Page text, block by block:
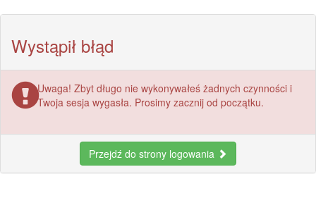
Wystąpił błąd
Uwaga! Zbyt długo nie wykonywałeś żadnych czynności i
Twoja sesja wygasła. Prosimy zacznij od początku.
Przejdź do strony logowania